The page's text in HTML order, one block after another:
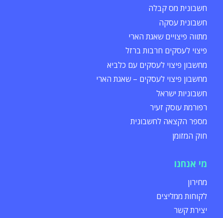
חשבונית מס קבלה
חשבונית עסקה
מתווה פיצויים שאגת הארי
פיצוי לעסקים חרבות ברזל
מחשבון פיצוי לעסקים עם כלביא
מחשבון פיצוי לעסקים – שאגת הארי
חשבוניות ישראל
רפורמת עוסק זעיר
מספר הקצאה לחשבונית
חוק המזומן
מי אנחנו
מחירון
לקוחות ממליצים
יצירת קשר